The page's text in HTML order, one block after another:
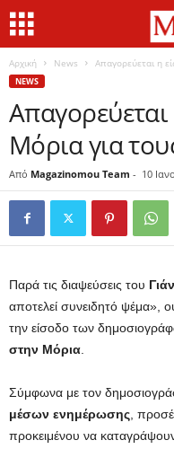
Αρχική News Απαγορεύεται η
NEWS
Μόρια για
Από Magazinomou Team - 10
Παρά τις διαψεύσεις του
αποτελεί συνειδητό ψέμα»,
την είσοδο των
στην Μόρια
Σύμφωνα με τον
μέσων ενημέρωσης ,
προκειμένου να